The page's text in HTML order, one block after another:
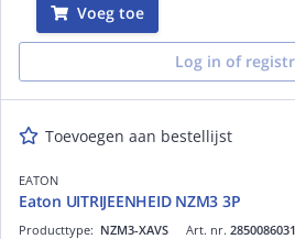
Voeg toe
Log in of
Toevoegen aan bestellijst
EATON
Eaton UITRIJEENHEID NZM3 3P
Art. nr. 2850086031
Producttype: NZM3-XAVS